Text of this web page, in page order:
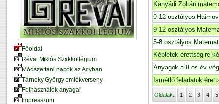
Főoldal
Révai Miklós Szakkollégium
Módszertani napok az Adyban
Tárnoky György emlékverseny
Felhasználók anyagai
Impresszum
Kányádi Zoltán
9-12 osztályos
9-12 osztályos
5-8 osztályos
Képletek érettségire
Anyagok a 8-os év
Ismétlő feladatok
Oldalak: 1 2 3 4 5